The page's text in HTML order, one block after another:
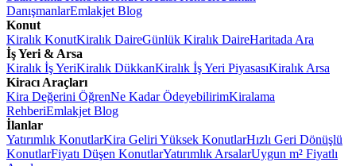
DanışmanlarEmlakjet Blog
Konut
Kiralık KonutKiralık DaireGünlük Kiralık DaireHaritada Ara
İş Yeri & Arsa
Kiralık İş YeriKiralık DükkanKiralık İş Yeri PiyasasıKiralık Arsa
Kiracı Araçları
Kira Değerini ÖğrenNe Kadar ÖdeyebilirimKiralama
RehberiEmlakjet Blog
İlanlar
Yatırımlık KonutlarKira Geliri Yüksek KonutlarHızlı Geri Dönüşlü
KonutlarFiyatı Düşen KonutlarYatırımlık ArsalarUygun m² Fiyatlı